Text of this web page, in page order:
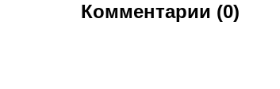
Комментарии (0)